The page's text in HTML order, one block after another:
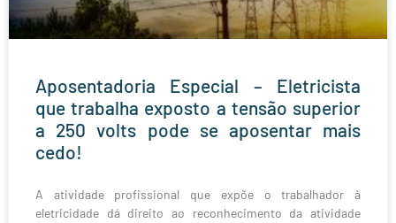
Aposentadoria Especial – Eletricista
que trabalha exposto a tensão superior
a 250 volts pode se aposentar mais
cedo!
A atividade profissional que expõe o trabalhador à
eletricidade dá direito ao reconhecimento da atividade